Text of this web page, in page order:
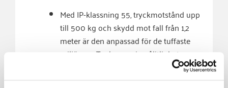
Med IP-klassning 55, tryckmotstånd upp
till 500 kg och skydd mot fall från 1,2
meter är den anpassad för de tuffaste
miljöerna. Tack vare sin pålitlighet
används den bland annat av poliskåren,
räddningstjänsten, vårdpersonal och